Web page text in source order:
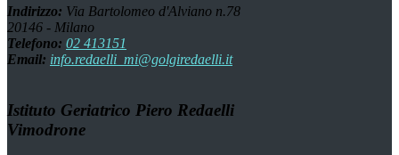
Indirizzo: Via Bartolomeo d'Alviano n.78
20146 - Milano
Telefono: 02 413151
Email: info.redaelli_mi@golgiredaelli.it
Istituto Geriatrico Piero Redaelli
Vimodrone